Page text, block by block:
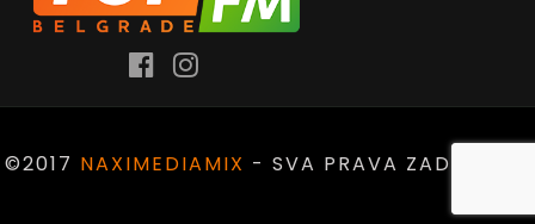
©2017 NAXIMEDIAMIX - SVA PRAVA ZADRŽANA.